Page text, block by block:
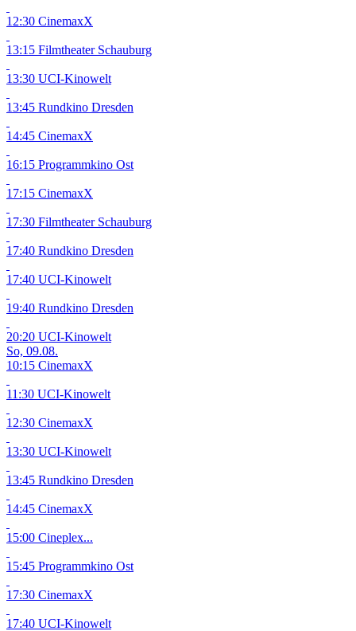
12:30 CinemaxX
13:15 Filmtheater Schauburg
13:30 UCI-Kinowelt
13:45 Rundkino Dresden
14:45 CinemaxX
16:15 Programmkino Ost
17:15 CinemaxX
17:30 Filmtheater Schauburg
17:40 Rundkino Dresden
17:40 UCI-Kinowelt
19:40 Rundkino Dresden
20:20 UCI-Kinowelt
So, 09.08.
10:15 CinemaxX
11:30 UCI-Kinowelt
12:30 CinemaxX
13:30 UCI-Kinowelt
13:45 Rundkino Dresden
14:45 CinemaxX
15:00 Cineplex...
15:45 Programmkino Ost
17:30 CinemaxX
17:40 UCI-Kinowelt